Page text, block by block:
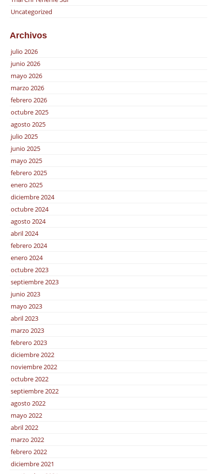
Uncategorized
Archivos
julio 2026
junio 2026
mayo 2026
marzo 2026
febrero 2026
octubre 2025
agosto 2025
julio 2025
junio 2025
mayo 2025
febrero 2025
enero 2025
diciembre 2024
octubre 2024
agosto 2024
abril 2024
febrero 2024
enero 2024
octubre 2023
septiembre 2023
junio 2023
mayo 2023
abril 2023
marzo 2023
febrero 2023
diciembre 2022
noviembre 2022
octubre 2022
septiembre 2022
agosto 2022
mayo 2022
abril 2022
marzo 2022
febrero 2022
diciembre 2021